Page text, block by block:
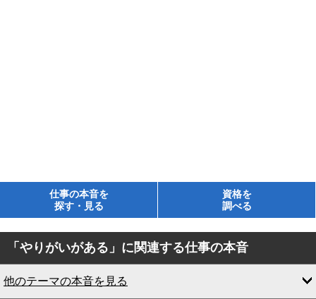
仕事の本音を
探す・見る
資格を
調べる
「やりがいがある」に関連する仕事の本音
他のテーマの本音を見る